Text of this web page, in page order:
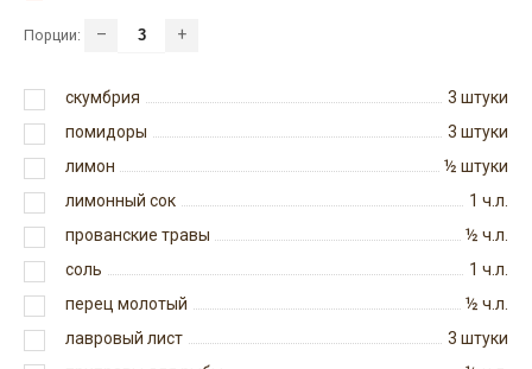
Порции: – +
скумбрия 3 штуки
помидоры
3 штуки
лимон
½ штуки
лимонный сок
1 ч.л.
прованские травы
½ ч.л.
соль
1 ч.л.
перец молотый
½ ч.л.
лавровый лист
3 штуки